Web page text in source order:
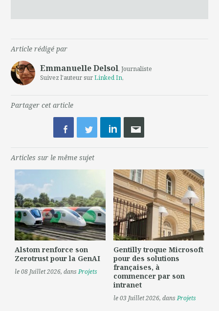
Article rédigé par
Emmanuelle Delsol, Journaliste
Suivez l'auteur surLinked In,
Partager cet article
Articles sur le même sujet
Alstom renforce son
Zerotrust pour la GenAI
le 08 Juillet 2026, dansProjets
Gentilly troque Microsoft
pour des solutions
françaises, à
commencer par son
intranet
le 03 Juillet 2026, dansProjets